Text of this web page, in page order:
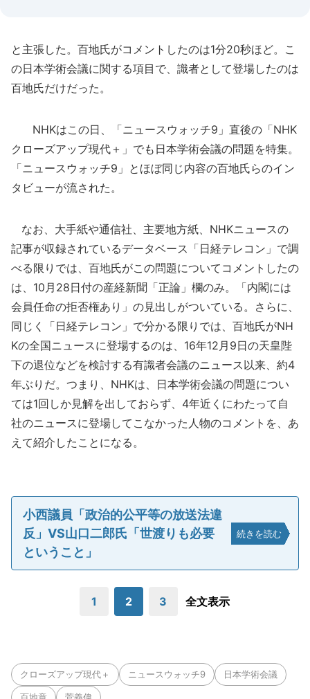
と主張した。百地氏がコメントしたのは1分20秒ほど。こ
の日本学術会議に関する項目で、識者として登場したのは
百地氏だけだった。
NHKはこの日、「ニュースウォッチ9」直後の「NHK
クローズアップ現代＋」でも日本学術会議の問題を特集。
「ニュースウォッチ9」とほぼ同じ内容の百地氏らのイン
タビューが流された。
なお、大手紙や通信社、主要地方紙、NHKニュースの
記事が収録されているデータベース「日経テレコン」で調
べる限りでは、百地氏がこの問題についてコメントしたの
は、10月28日付の産経新聞「正論」欄のみ。「内閣には
会員任命の拒否権あり」の見出しがついている。さらに、
同じく「日経テレコン」で分かる限りでは、百地氏がNH
Kの全国ニュースに登場するのは、16年12月9日の天皇陛
下の退位などを検討する有識者会議のニュース以来、約4
年ぶりだ。つまり、NHKは、日本学術会議の問題につい
ては1回しか見解を出しておらず、4年近くにわたって自
社のニュースに登場してこなかった人物のコメントを、あ
えて紹介したことになる。
小西議員「政治的公平等の放送法違
反」VS山口二郎氏「世渡りも必要
ということ」
続きを読む
1 2 3 全文表示
クローズアップ現代＋ ニュースウォッチ9 日本学術会議